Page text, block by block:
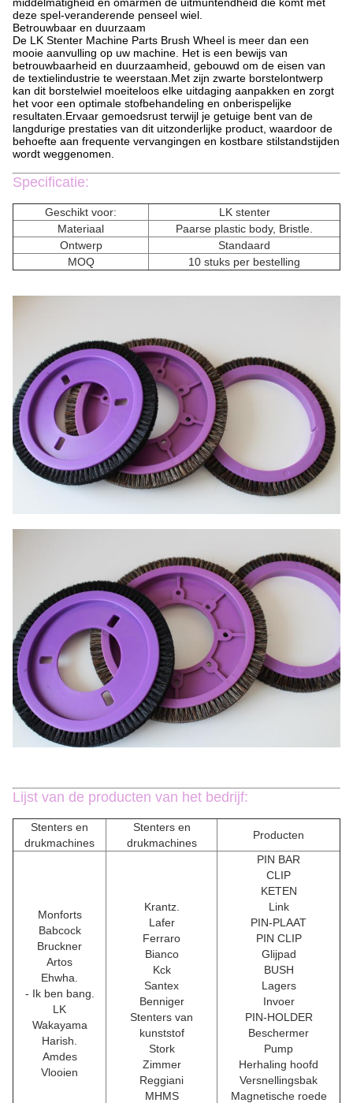
deze spel-veranderende penseel wiel.
Betrouwbaar en duurzaam
De LK Stenter Machine Parts Brush Wheel is meer dan een
mooie aanvulling op uw machine. Het is een bewijs van
betrouwbaarheid en duurzaamheid, gebouwd om de eisen van
de textielindustrie te weerstaan.Met zijn zwarte borstelontwerp
kan dit borstelwiel moeiteloos elke uitdaging aanpakken en zorgt
het voor een optimale stofbehandeling en onberispelijke
resultaten.Ervaar gemoedsrust terwijl je getuige bent van de
langdurige prestaties van dit uitzonderlijke product, waardoor de
behoefte aan frequente vervangingen en kostbare stilstandstijden
wordt weggenomen.
Specificatie:
Geschikt voor:
LK stenter
Materiaal
Paarse plastic body, Bristle.
Ontwerp
Standaard
MOQ
10 stuks per bestelling
Lijst van de producten van het bedrijf:
Stenters en
drukmachines
Stenters en
drukmachines
Producten
Monforts
Babcock
Bruckner
Artos
Ehwha.
- Ik ben bang.
LK
Wakayama
Harish.
Amdes
Vlooien
Krantz.
Lafer
Ferraro
Bianco
Kck
Santex
Benniger
Stenters van
kunststof
Stork
Zimmer
Reggiani
MHMS
PIN BAR
CLIP
KETEN
Link
PIN-PLAAT
PIN CLIP
Glijpad
BUSH
Lagers
Invoer
PIN-HOLDER
Beschermer
Pump
Herhaling hoofd
Versnellingsbak
Magnetische roede